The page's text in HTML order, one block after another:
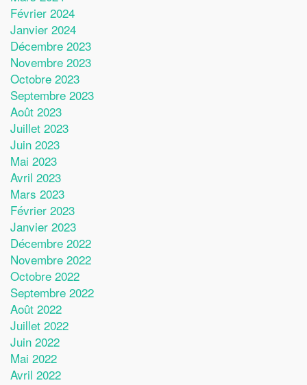
Février 2024
Janvier 2024
Décembre 2023
Novembre 2023
Octobre 2023
Septembre 2023
Août 2023
Juillet 2023
Juin 2023
Mai 2023
Avril 2023
Mars 2023
Février 2023
Janvier 2023
Décembre 2022
Novembre 2022
Octobre 2022
Septembre 2022
Août 2022
Juillet 2022
Juin 2022
Mai 2022
Avril 2022